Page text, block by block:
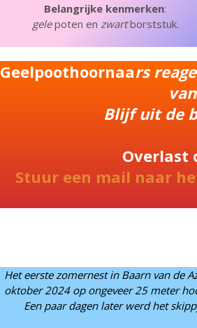
Belangrijke kenmerken:
gelepoten en zwartborststuk.
Geelpoothoornaars
Blijf uit de
Overlast
Stuur een mail naar
Het eerste zomernest in Baarn van de
oktober 2024 op ongeveer 25 meter
Een paar dagen later werd het